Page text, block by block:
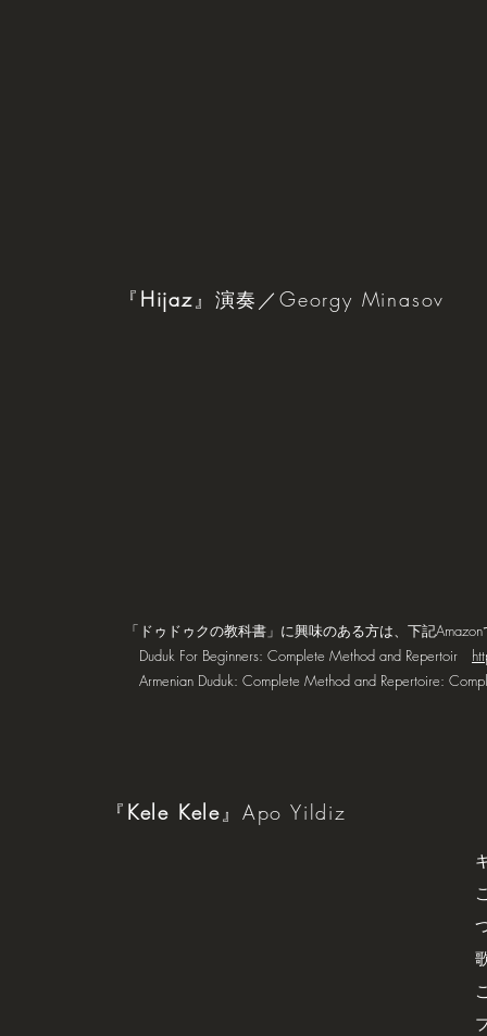
『 Hijaz』演奏／Georgy Minasov
「ドゥドゥクの教科書」に興味のある方は、下記
Duduk For Beginners: Complete Method and Repertoir
Armenian Duduk: Complete Method and Repertoire:
『 Kele Kele』Apo Yildiz